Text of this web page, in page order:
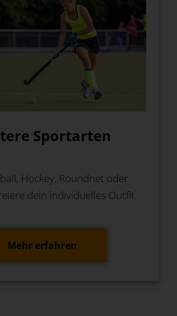
Sportarten
Hockey, Roundnet oder
dein individuelles Outfit.
Mehr erfahren